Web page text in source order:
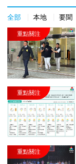
全部 本地 要聞